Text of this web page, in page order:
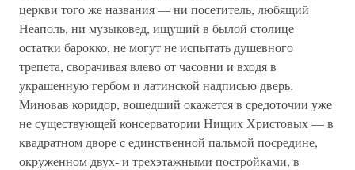
церкви того же названия — ни посетитель, любящий
Неаполь, ни музыковед, ищущий в былой столице
остатки барокко, не могут не испытать душевного
трепета, сворачивая влево от часовни и входя в
украшенную гербом и латинской надписью дверь.
Миновав коридор, вошедший окажется в средоточии уже
не существующей консерватории Нищих Христовых — в
квадратном дворе с единственной пальмой посредине,
окруженном двух- и трехэтажными постройками, в